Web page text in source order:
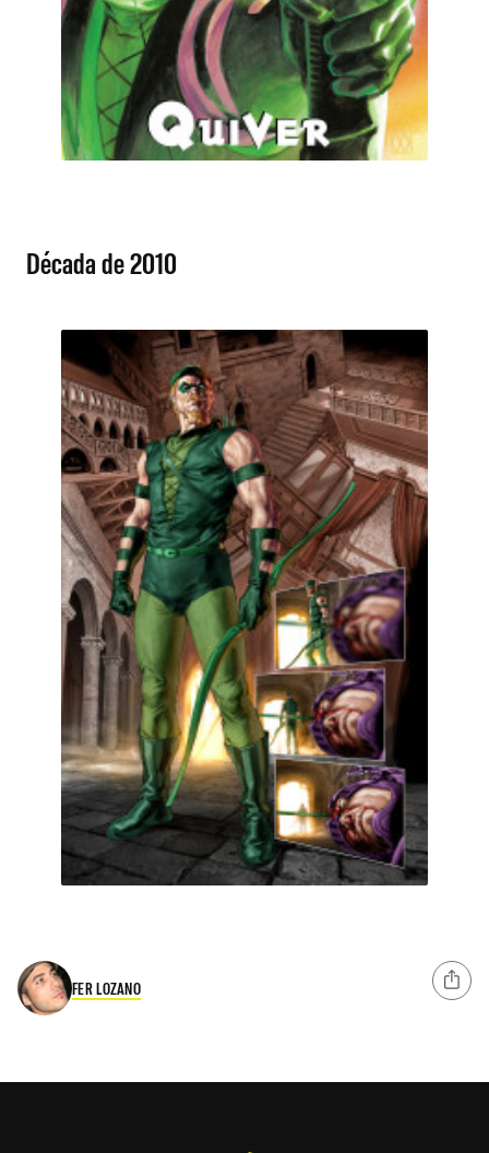
Década de 2010
FER LOZANO